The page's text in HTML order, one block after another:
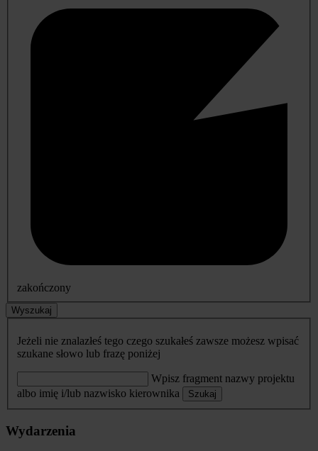
zakończony
Wyszukaj
Jeżeli nie znalazłeś tego czego szukałeś zawsze możesz wpisać
szukane słowo lub frazę poniżej
Wpisz fragment nazwy projektu
albo imię i/lub nazwisko kierownika
Szukaj
Wydarzenia